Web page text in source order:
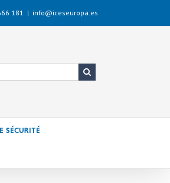
181 | info@iceseuropa.es
sécurité